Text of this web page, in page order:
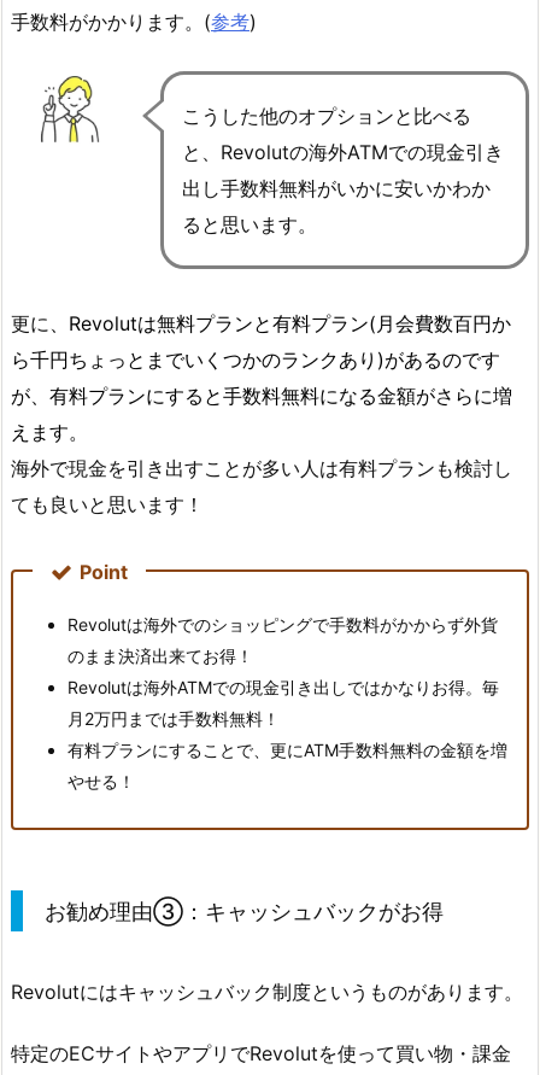
手数料がかかります。(参考)
こうした他のオプションと比べる
と、Revolutの海外ATMでの現金引き
出し手数料無料がいかに安いかわか
ると思います。
更に、Revolutは無料プランと有料プラン(月会費数百円か
ら千円ちょっとまでいくつかのランクあり)があるのです
が、有料プランにすると手数料無料になる金額がさらに増
えます。
海外で現金を引き出すことが多い人は有料プランも検討し
ても良いと思います！
Point
Revolutは海外でのショッピングで手数料がかからず外貨
のまま決済出来てお得！
Revolutは海外ATMでの現金引き出しではかなりお得。毎
月2万円までは手数料無料！
有料プランにすることで、更にATM手数料無料の金額を増
やせる！
お勧め理由③：キャッシュバックがお得
Revolutにはキャッシュバック制度というものがあります。
特定のECサイトやアプリでRevolutを使って買い物・課金